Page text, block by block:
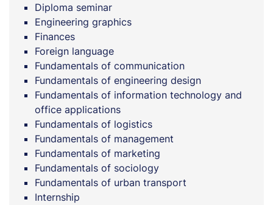
Diploma seminar
Engineering graphics
Finances
Foreign language
Fundamentals of communication
Fundamentals of engineering design
Fundamentals of information technology and
office applications
Fundamentals of logistics
Fundamentals of management
Fundamentals of marketing
Fundamentals of sociology
Fundamentals of urban transport
Internship